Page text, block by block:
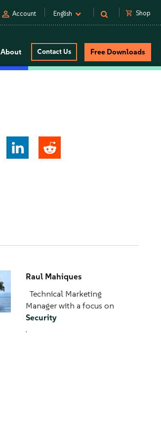
person Account English shopping_cart Shop
About Contact Us Free Downloads
Raul Mahiques
Technical Marketing
Manager with a focus on
Security
.